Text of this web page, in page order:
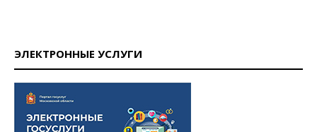
ЭЛЕКТРОННЫЕ УСЛУГИ